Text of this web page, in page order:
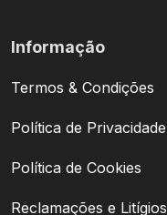
Informação
Termos & Condições
Política de Privacidade
Política de Cookies
Reclamações e Litígios